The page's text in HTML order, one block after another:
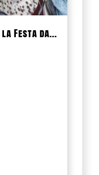
Festa da...